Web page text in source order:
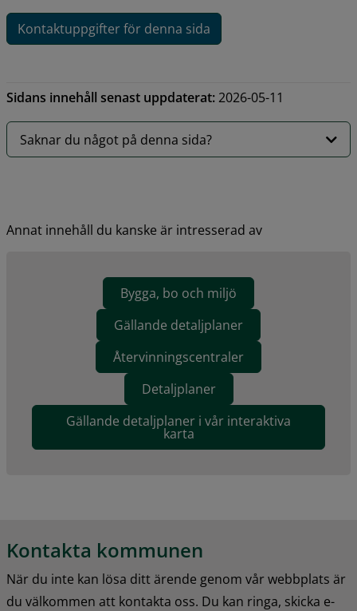
Kontaktuppgifter för denna sida
Sidans innehåll senast uppdaterat:2026-05-11
Saknar du något på denna sida?
Annat innehåll du kanske är intresserad av
Bygga, bo och miljö
Gällande detaljplaner
Återvinningscentraler
Detaljplaner
Gällande detaljplaner i vår interaktiva
karta
Kontakta kommunen
När du inte kan lösa ditt ärende genom vår webbplats är
du välkommen att kontakta oss. Du kan ringa, skicka e-